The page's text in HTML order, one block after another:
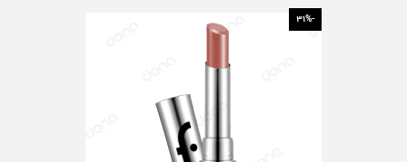
-31%